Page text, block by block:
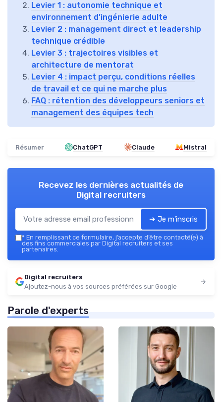
Levier 1 : autonomie technique et
environnement d’ingénierie adulte
Levier 2 : management direct et leadership
technique crédible
Levier 3 : trajectoires visibles et
architecture de mentorat
Levier 4 : impact perçu, conditions réelles
de travail et ce qui ne marche plus
FAQ : rétention des développeurs seniors et
management des équipes tech
Résumer ChatGPT Claude Mistral
Recevez les dernières actualités de
Digital recruiters
➔ Je m'inscris
* En remplissant ce formulaire, j’accepte d’être contacté(e) à
des fins commerciales par Digital recruiters et ses
partenaires.
Digital recruiters
Ajoutez-nous à vos sources préférées sur Google
Parole d'experts